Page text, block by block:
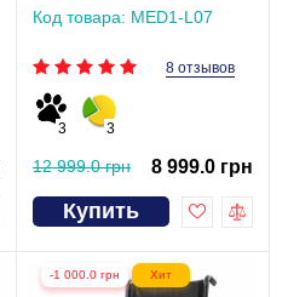
Код товара: MED1-L07
8 отзывов
3 3
12 999.0 грн 8 999.0 грн
Купить
-1 000.0 грн Хит